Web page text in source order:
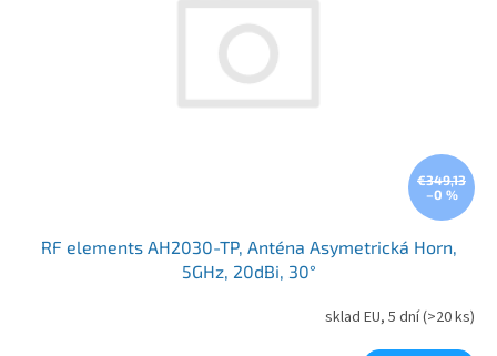
€349,13
–0 %
RF elements AH2030-TP, Anténa Asymetrická Horn,
5GHz, 20dBi, 30°
sklad EU, 5 dní(>20 ks)